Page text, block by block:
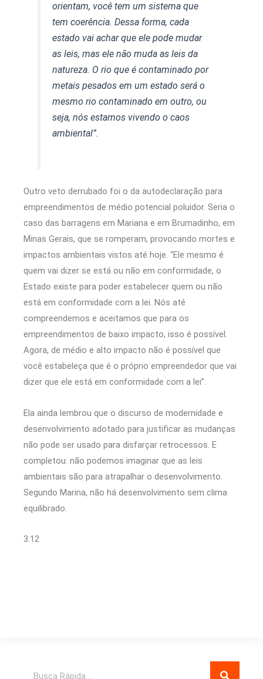
orientam, você tem um sistema que
tem coerência. Dessa forma, cada
estado vai achar que ele pode mudar
as leis, mas ele não muda as leis da
natureza. O rio que é contaminado por
metais pesados em um estado será o
mesmo rio contaminado em outro, ou
seja, nós estamos vivendo o caos
ambiental”.
Outro veto derrubado foi o da autodeclaração para
empreendimentos de médio potencial poluidor. Seria o
caso das barragens em Mariana e em Brumadinho, em
Minas Gerais, que se romperam, provocando mortes e
impactos ambientais vistos até hoje. “Ele mesmo é
quem vai dizer se está ou não em conformidade, o
Estado existe para poder estabelecer quem ou não
está em conformidade com a lei. Nós até
compreendemos e aceitamos que para os
empreendimentos de baixo impacto, isso é possível.
Agora, de médio e alto impacto não é possível que
você estabeleça que é o próprio empreendedor que vai
dizer que ele está em conformidade com a lei”.
Ela ainda lembrou que o discurso de modernidade e
desenvolvimento adotado para justificar as mudanças
não pode ser usado para disfarçar retrocessos. E
completou: não podemos imaginar que as leis
ambientais são para atrapalhar o desenvolvimento.
Segundo Marina, não há desenvolvimento sem clima
equilibrado.
3:12